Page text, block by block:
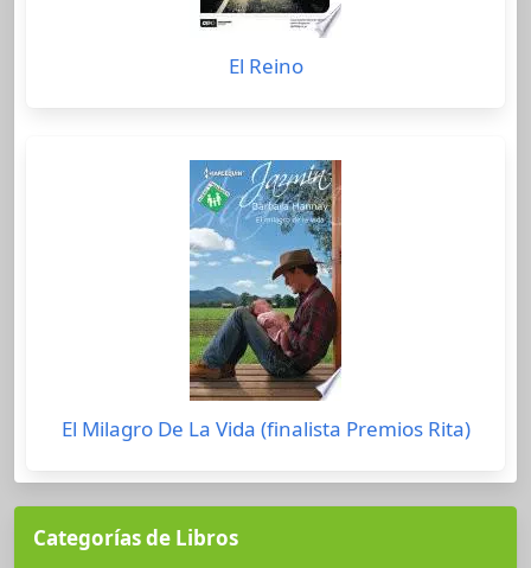
El Reino
El Milagro De La Vida (finalista Premios Rita)
Categorías de Libros